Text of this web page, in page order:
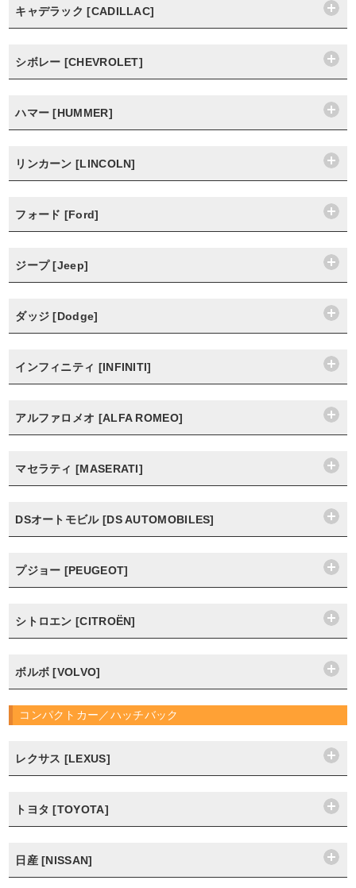
キャデラック [CADILLAC]
シボレー [CHEVROLET]
ハマー [HUMMER]
リンカーン [LINCOLN]
フォード [Ford]
ジープ [Jeep]
ダッジ [Dodge]
インフィニティ [INFINITI]
アルファロメオ [ALFA ROMEO]
マセラティ [MASERATI]
DSオートモビル [DS AUTOMOBILES]
プジョー [PEUGEOT]
シトロエン [CITROËN]
ボルボ [VOLVO]
コンパクトカー／ハッチバック
レクサス [LEXUS]
トヨタ [TOYOTA]
日産 [NISSAN]